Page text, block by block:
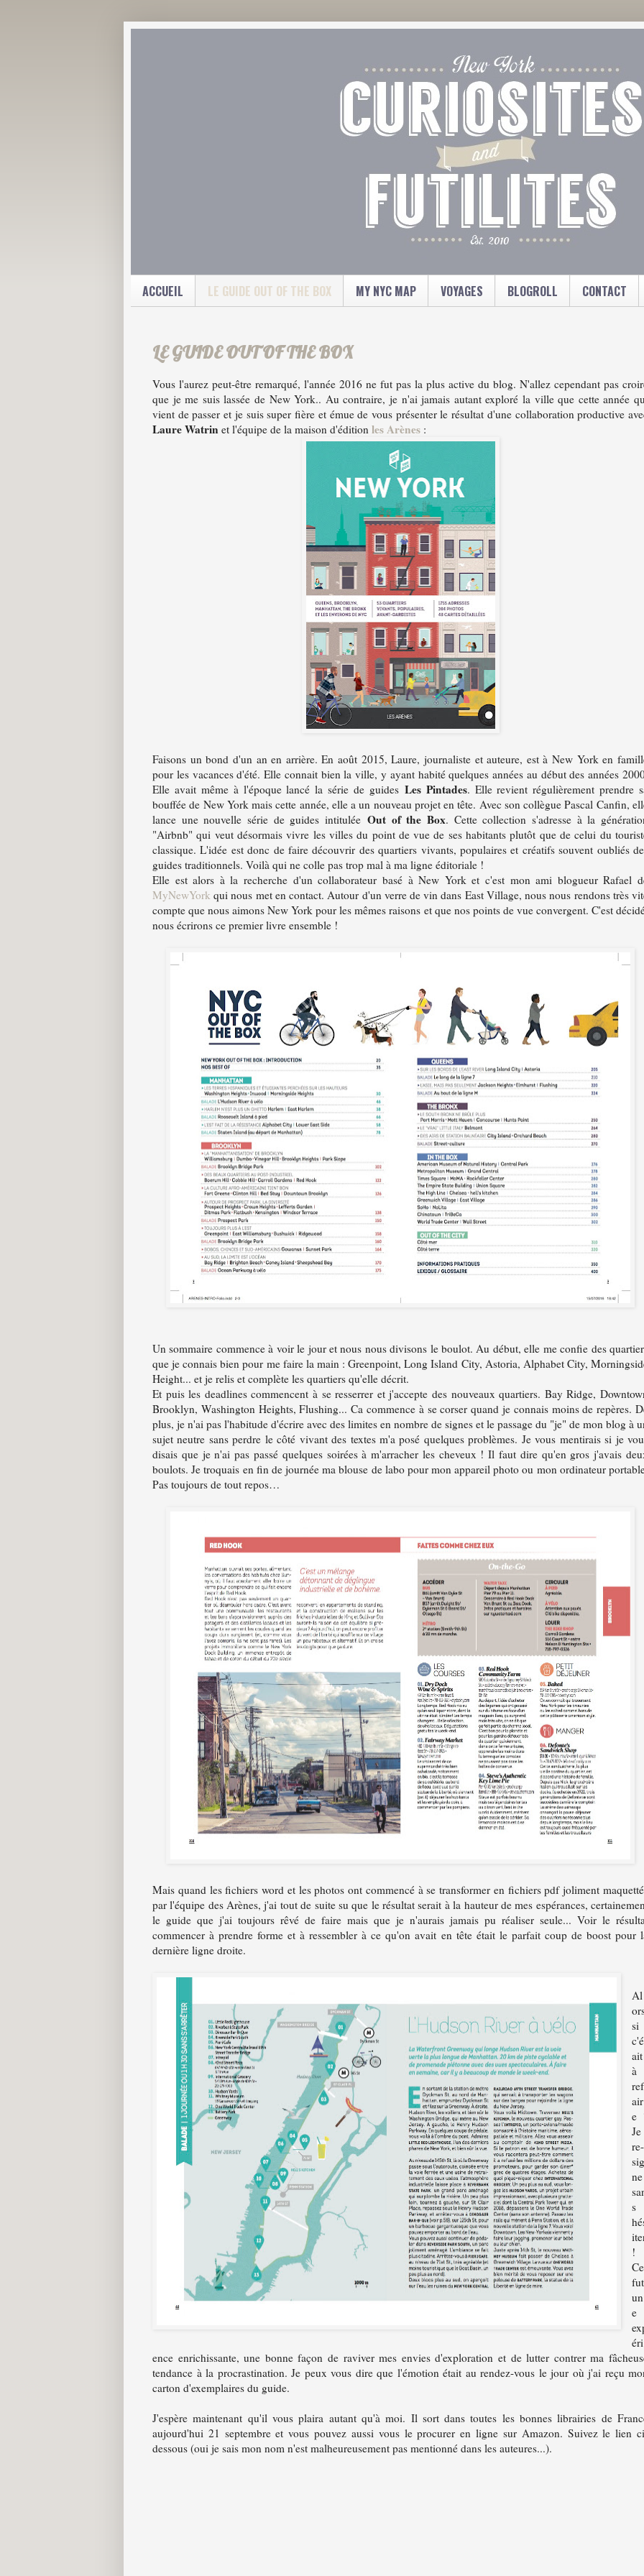
ACCUEIL LE GUIDE OUT OF THE BOX MY NYC MAP VOYAGES BLOGROLL CONTACT
LE GUIDE OUT OF THE BOX
Vous l'aurez peut-être remarqué, l'année 2016 ne fut pas la plus active du blog. N'allez cependant pas
que je me suis lassée de New York.. Au contraire, je n'ai jamais autant exploré la ville que cette année
vient de passer et je suis super fière et émue de vous présenter le résultat d'une collaboration productive
Laure Watrin et l'équipe de la maison d'édition les Arènes :
Faisons un bond d'un an en arrière. En août 2015, Laure, journaliste et auteure, est à New York en
pour les vacances d'été. Elle connait bien la ville, y ayant habité quelques années au début des années
Elle avait même à l'époque lancé la série de guides Les Pintades. Elle revient régulièrement prendre
bouffée de New York mais cette année, elle a un nouveau projet en tête. Avec son collègue Pascal Canfin,
lance une nouvelle série de guides intitulée Out of the Box. Cette collection s'adresse à la
"Airbnb" qui veut désormais vivre les villes du point de vue de ses habitants plutôt que de celui du
classique. L'idée est donc de faire découvrir des quartiers vivants, populaires et créatifs souvent oubliés
guides traditionnels. Voilà qui ne colle pas trop mal à ma ligne éditoriale !
Elle est alors à la recherche d'un collaborateur basé à New York et c'est mon ami blogueur Rafael
MyNewYork qui nous met en contact. Autour d'un verre de vin dans East Village, nous nous rendons très
compte que nous aimons New York pour les mêmes raisons et que nos points de vue convergent. C'est
nous écrirons ce premier livre ensemble !
Un sommaire commence à voir le jour et nous nous divisons le boulot. Au début, elle me confie des
que je connais bien pour me faire la main : Greenpoint, Long Island City, Astoria, Alphabet City,
Height... et je relis et complète les quartiers qu'elle décrit.
Et puis les deadlines commencent à se resserrer et j'accepte des nouveaux quartiers. Bay Ridge,
Brooklyn, Washington Heights, Flushing... Ca commence à se corser quand je connais moins de repères.
plus, je n'ai pas l'habitude d'écrire avec des limites en nombre de signes et le passage du "je" de mon blog à
sujet neutre sans perdre le côté vivant des textes m'a posé quelques problèmes. Je vous mentirais si je
disais que je n'ai pas passé quelques soirées à m'arracher les cheveux ! Il faut dire qu'en gros j'avais
boulots. Je troquais en fin de journée ma blouse de labo pour mon appareil photo ou mon ordinateur
Pas toujours de tout repos…
Mais quand les fichiers word et les photos ont commencé à se transformer en fichiers pdf joliment
par l'équipe des Arènes, j'ai tout de suite su que le résultat serait à la hauteur de mes espérances,
le guide que j'ai toujours rêvé de faire mais que je n'aurais jamais pu réaliser seule... Voir le
commencer à prendre forme et à ressembler à ce qu'on avait en tête était le parfait coup de boost pour
dernière ligne droite.
Al
si
ait
à
ref
air
e
Je
re-
sig
ne
s
!
Ce
fut
un
e
éri
ence enrichissante, une bonne façon de raviver mes envies d'exploration et de lutter contrer ma
tendance à la procrastination. Je peux vous dire que l'émotion était au rendez-vous le jour où j'ai reçu
carton d'exemplaires du guide.
J'espère maintenant qu'il vous plaira autant qu'à moi. Il sort dans toutes les bonnes librairies de
aujourd'hui 21 septembre et vous pouvez aussi vous le procurer en ligne sur Amazon. Suivez le lien
dessous (oui je sais mon nom n'est malheureusement pas mentionné dans les auteures...).